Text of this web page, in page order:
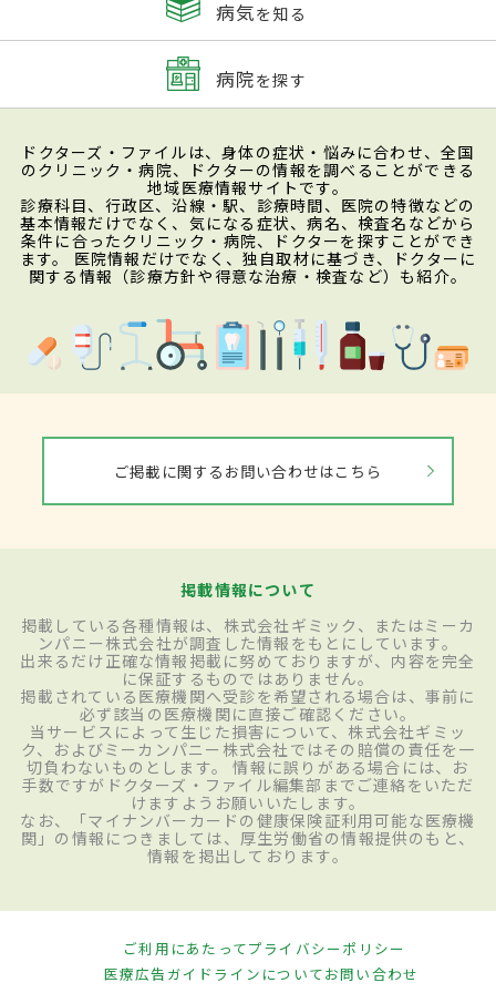
病気を知る
病院を探す
ドクターズ・ファイルは、身体の症状・悩みに合わせ、全国
のクリニック・病院、ドクターの情報を調べることができる
地域医療情報サイトです。
診療科目、行政区、沿線・駅、診療時間、医院の特徴などの
基本情報だけでなく、気になる症状、病名、検査名などから
条件に合ったクリニック・病院、ドクターを探すことができ
ます。 医院情報だけでなく、独自取材に基づき、ドクターに
関する情報（診療方針や得意な治療・検査など）も紹介。
ご掲載に関するお問い合わせはこちら
掲載情報について
掲載している各種情報は、株式会社ギミック、またはミーカ
ンパニー株式会社が調査した情報をもとにしています。
出来るだけ正確な情報掲載に努めておりますが、内容を完全
に保証するものではありません。
掲載されている医療機関へ受診を希望される場合は、事前に
必ず該当の医療機関に直接ご確認ください。
当サービスによって生じた損害について、株式会社ギミッ
ク、およびミーカンパニー株式会社ではその賠償の責任を一
切負わないものとします。 情報に誤りがある場合には、お
手数ですがドクターズ・ファイル編集部までご連絡をいただ
けますようお願いいたします。
なお、「マイナンバーカードの健康保険証利用可能な医療機
関」の情報につきましては、厚生労働省の情報提供のもと、
情報を掲出しております。
ご利用にあたってプライバシーポリシー
医療広告ガイドラインについてお問い合わせ